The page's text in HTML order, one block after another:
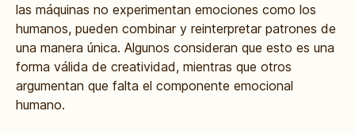
las máquinas no experimentan emociones como los
humanos, pueden combinar y reinterpretar patrones de
una manera única. Algunos consideran que esto es una
forma válida de creatividad, mientras que otros
argumentan que falta el componente emocional
humano.